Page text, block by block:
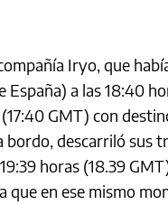
Iryo, que
España) a las 18:40
GMT) con
bordo, descarriló sus
horas (18.39
que en ese mismo